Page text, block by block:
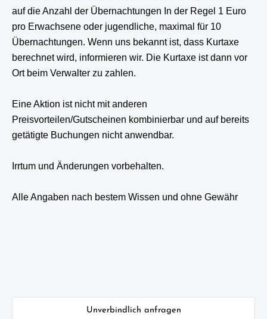
auf die Anzahl der Übernachtungen In der Regel 1 Euro
pro Erwachsene oder jugendliche, maximal für 10
Übernachtungen. Wenn uns bekannt ist, dass Kurtaxe
berechnet wird, informieren wir. Die Kurtaxe ist dann vor
Ort beim Verwalter zu zahlen.
Eine Aktion ist nicht mit anderen
Preisvorteilen/Gutscheinen kombinierbar und auf bereits
getätigte Buchungen nicht anwendbar.
Irrtum und Änderungen vorbehalten.
Alle Angaben nach bestem Wissen und ohne Gewähr
Unverbindlich anfragen